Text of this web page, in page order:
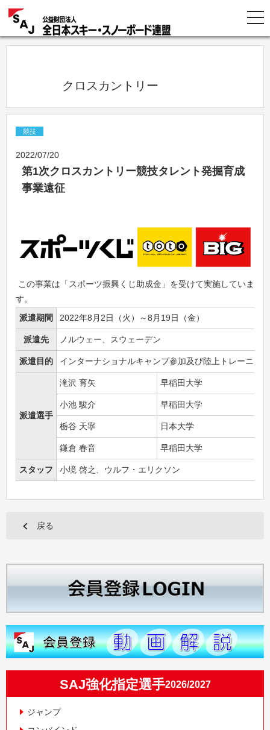
            クロスカントリー
競技
2022/07/20
第1次クロスカントリー競技タレント発掘育成
事業遠征
この事業は「スポーツ振興くじ助成金」を受けて実施していま
す。
派遣期間
2022年8月2日（火）～8月19日（金）
派遣先 ノルウェー、スウェーデン
派遣目的 インターナショナルキャンプ参加及び陸上トレーニング
派遣選手
滝沢 育矢 早稲田大学
小池 駿介 早稲田大学
栃谷 天寧 日本大学
鎌倉 春音 早稲田大学
スタッフ 小境 啓之、ウルフ・エリクソン
戻る
SAJ強化指定選手2026/2027
ジャンプ